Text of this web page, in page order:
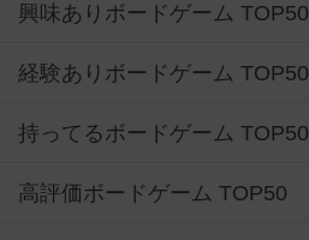
興味ありボードゲーム TOP50
経験ありボードゲーム TOP50
持ってるボードゲーム TOP50
高評価ボードゲーム TOP50